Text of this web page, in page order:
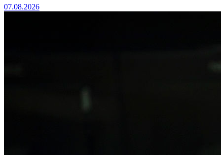
07.08.2026